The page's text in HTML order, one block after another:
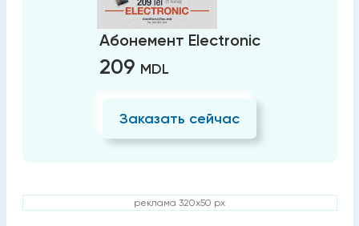
Абонемент Electronic
209 MDL
Заказать сейчас
реклама 320x50 px